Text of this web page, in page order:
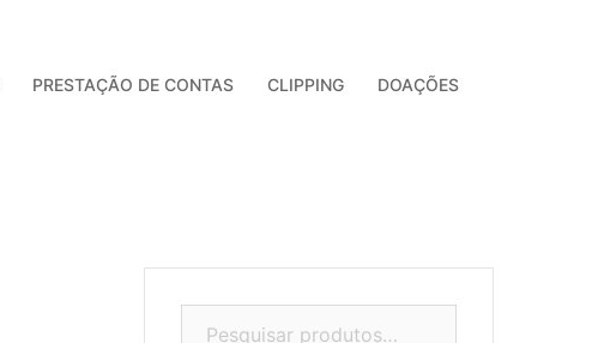
PRESTAÇÃO DE CONTAS CLIPPING DOAÇÕES